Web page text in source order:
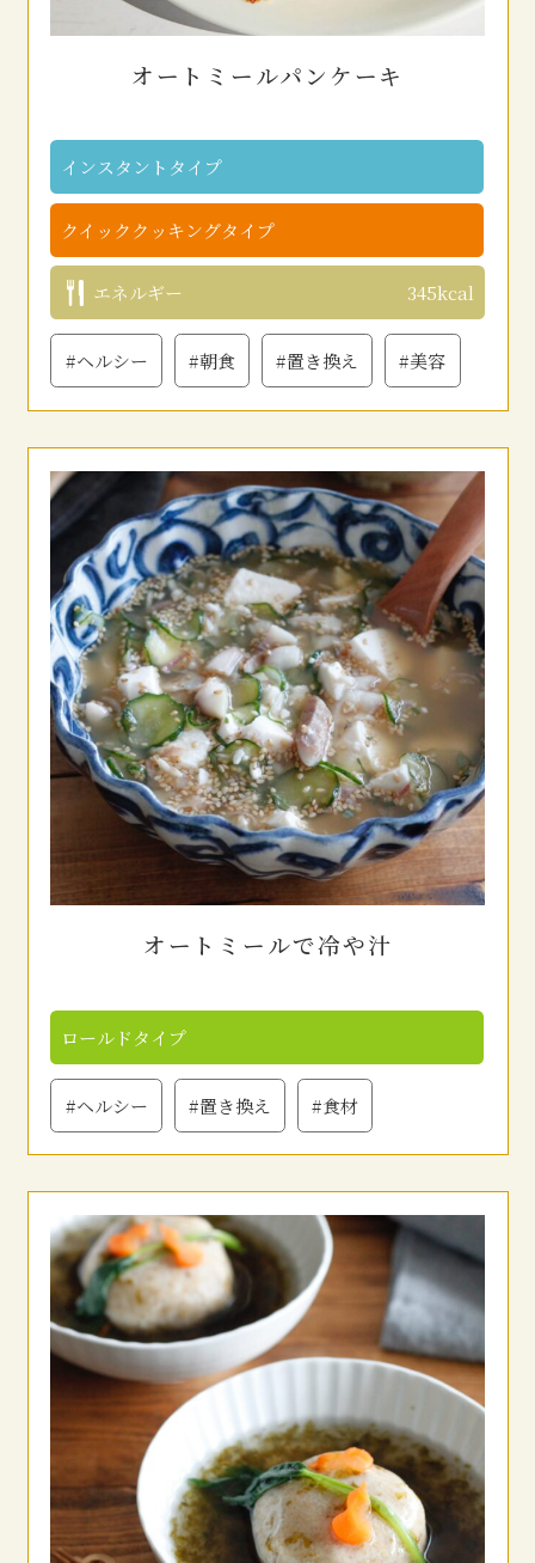
オートミールパンケーキ
インスタントタイプ
クイッククッキングタイプ
エネルギー 345kcal
#ヘルシー #朝食 #置き換え #美容
オートミールで冷や汁
ロールドタイプ
#ヘルシー #置き換え #食材